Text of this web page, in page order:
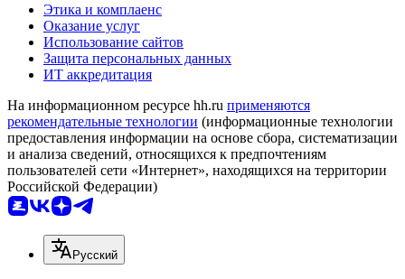
Этика и комплаенс
Оказание услуг
Использование сайтов
Защита персональных данных
ИТ аккредитация
На информационном ресурсе hh.ru применяются
рекомендательные технологии (информационные технологии
предоставления информации на основе сбора, систематизации
и анализа сведений, относящихся к предпочтениям
пользователей сети «Интернет», находящихся на территории
Российской Федерации)
Русский